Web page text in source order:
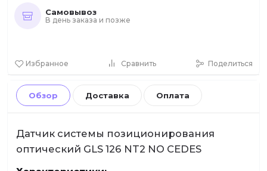
Избранное Сравнить Поделиться
Самовывоз
В день заказа и позже
Обзор Доставка Оплата
Датчик системы позиционирования
оптический GLS 126 NT2 NO CEDES